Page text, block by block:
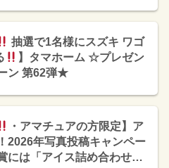
抽選で1名様にスズキ ワゴ
】タマホーム ☆プレゼン
ン 第62弾★
・アマチュアの方限定】ア
2026年写真投稿キャンペー
には「アイス詰め合わせ＆